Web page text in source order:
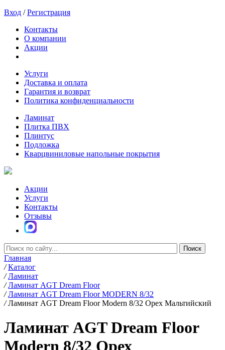
Вход /Регистрация
Контакты
О компании
Акции
Услуги
Доставка и оплата
Гарантия и возврат
Политика конфиденциальности
Ламинат
Плитка ПВХ
Плинтус
Подложка
Кварцвиниловые напольные покрытия
Акции
Услуги
Контакты
Отзывы
Главная
/ Каталог
/ Ламинат
/ Ламинат AGT Dream Floor
/ Ламинат AGT Dream Floor MODERN 8/32
/ Ламинат AGT Dream Floor Modern 8/32 Орех Мальтийский
Ламинат AGT Dream Floor
Modern 8/32 Орех